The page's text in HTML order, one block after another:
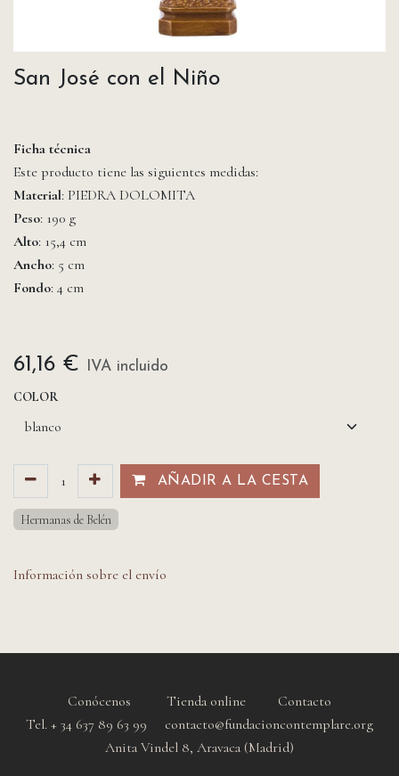
San José con el Niño
Ficha técnica
Este producto tiene las siguientes medidas:
Material: PIEDRA DOLOMITA
Peso: 190 g
Alto: 15,4 cm
Ancho: 5 cm
Fondo: 4 cm
61,16 €
IVA incluido
COLOR
AÑADIR A LA CESTA​​
Hermanas de Belén
Información sobre el envío
Conócenos Tienda online
Contacto
Tel. + 34 637 89 63 99 contacto@fundacioncontemplare.org
Anita Vindel 8, Aravaca (Madrid)